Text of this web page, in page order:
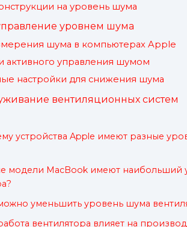
на уровень шума
уровнем шума
шума в компьютерах Apple
активного управления шумом
настройки для снижения шума
вентиляционных систем
устройства Apple имеют разные
модели MacBook имеют наибольший
уменьшить уровень шума
вентилятора влияет на